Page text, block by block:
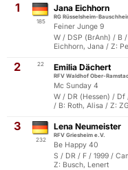
1
185
Jana Eichhorn
RG Rüsselsheim-
Feiner Junge 9
W / DSP (BrAnh) / B
Eichhorn, Jana / Z:
2 22 Emilia Dächert
RFV Waldhof Ober-
Mc Sunday 4
W / DR (Hessen) / Df
/ B: Roth, Alisa / Z:
3
232
Lena Neumeister
RFV Griesheim e.V.
Be Happy 40
S / DR / F / 1999 /
Z: Busch, Lenert